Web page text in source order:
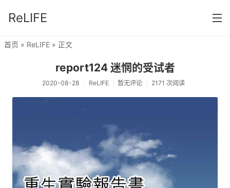
ReLIFE
分类
ReLIFE
首页 » ReLIFE » 正文
report124 迷惘的受试者
2020-08-28 ReLIFE 暂无评论 2171 次阅读